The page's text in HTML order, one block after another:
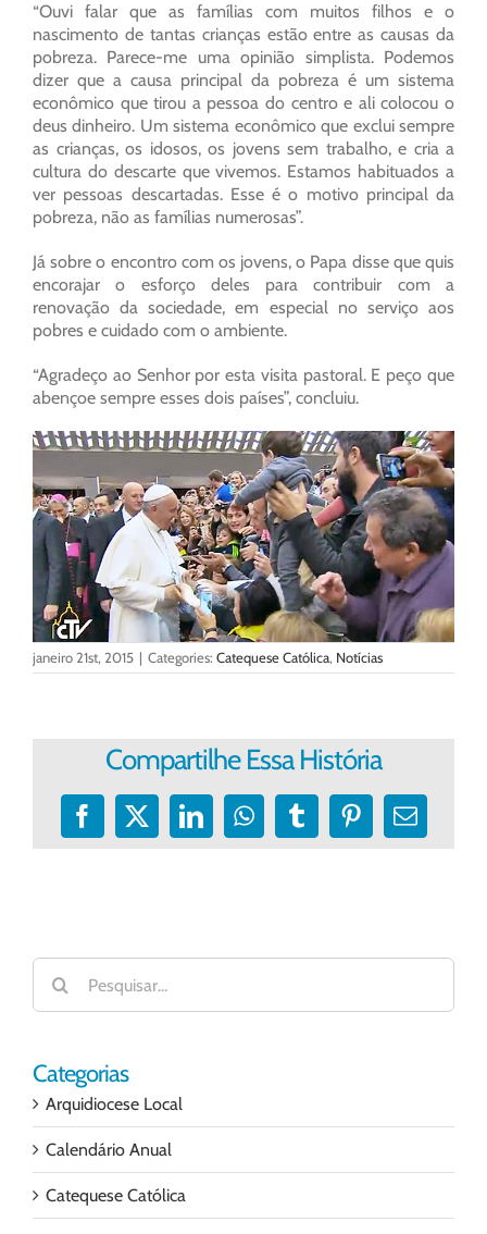
“Ouvi falar que as famílias com muitos filhos e o
nascimento de tantas crianças estão entre as causas da
pobreza. Parece-me uma opinião simplista. Podemos
dizer que a causa principal da pobreza é um sistema
econômico que tirou a pessoa do centro e ali colocou o
deus dinheiro. Um sistema econômico que exclui sempre
as crianças, os idosos, os jovens sem trabalho, e cria a
cultura do descarte que vivemos. Estamos habituados a
ver pessoas descartadas. Esse é o motivo principal da
pobreza, não as famílias numerosas”.
Já sobre o encontro com os jovens, o Papa disse que quis
encorajar o esforço deles para contribuir com a
renovação da sociedade, em especial no serviço aos
pobres e cuidado com o ambiente.
“Agradeço ao Senhor por esta visita pastoral. E peço que
abençoe sempre esses dois países”, concluiu.
janeiro 21st, 2015 | Categories: Catequese Católica, Notícias
Compartilhe Essa História
Facebook
X LinkedInWhatsApp
TumblrPinterest
E-
Buscar
resultados
para:
Categorias
Arquidiocese Local
Calendário Anual
Catequese Católica